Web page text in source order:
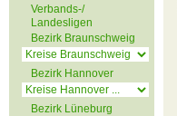
Verbands-/
Landesligen
Bezirk Braunschweig
Bezirk Hannover
Bezirk Lüneburg